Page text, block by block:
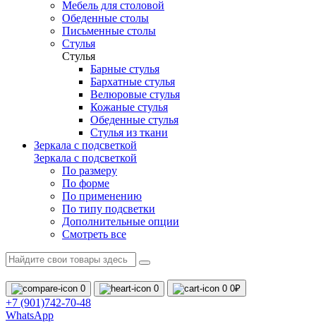
Мебель для столовой
Обеденные столы
Письменные столы
Стулья
Стулья
Барные стулья
Бархатные стулья
Велюровые стулья
Кожаные стулья
Обеденные стулья
Стулья из ткани
Зеркала с подсветкой
Зеркала с подсветкой
По размеру
По форме
По применению
По типу подсветки
Дополнительные опции
Смотреть все
0 0 0 0₽
+7 (901)742-70-48
WhatsApp